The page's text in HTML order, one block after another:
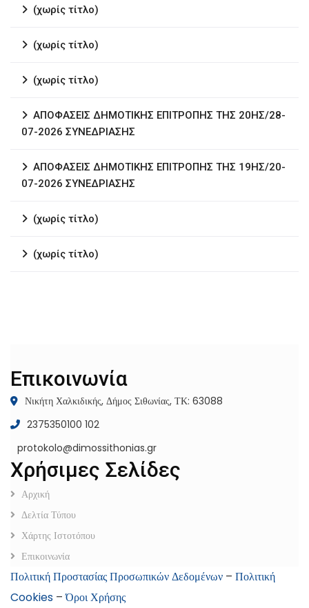
(χωρίς τίτλο)
(χωρίς τίτλο)
(χωρίς τίτλο)
ΑΠΟΦΑΣΕΙΣ ΔΗΜΟΤΙΚΗΣ ΕΠΙΤΡΟΠΗΣ ΤΗΣ 20ΗΣ/28-
07-2026 ΣΥΝΕΔΡΙΑΣΗΣ
ΑΠΟΦΑΣΕΙΣ ΔΗΜΟΤΙΚΗΣ ΕΠΙΤΡΟΠΗΣ ΤΗΣ 19ΗΣ/20-
07-2026 ΣΥΝΕΔΡΙΑΣΗΣ
(χωρίς τίτλο)
(χωρίς τίτλο)
Επικοινωνία
Νικήτη Χαλκιδικής, Δήμος Σιθωνίας, ΤΚ: 63088
2375350100 102
protokolo@dimossithonias.gr
Χρήσιμες Σελίδες
Αρχική
Δελτία Τύπου
Χάρτης Ιστοτόπου
Επικοινωνία
Πολιτική Προστασίας Προσωπικών Δεδομένων – Πολιτική
Cookies –Όροι Χρήσης